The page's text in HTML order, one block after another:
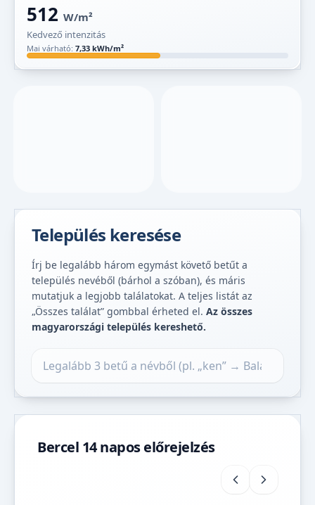
512 W/m²
Kedvező intenzitás
Mai várható: 7,33 kWh/m²
Település keresése
Írj be legalább három egymást követő betűt a
település nevéből (bárhol a szóban), és máris
mutatjuk a legjobb találatokat. A teljes listát az
„Összes találat” gombbal érheted el. Az összes
magyarországi település kereshető.
Bercel 14 napos előrejelzés